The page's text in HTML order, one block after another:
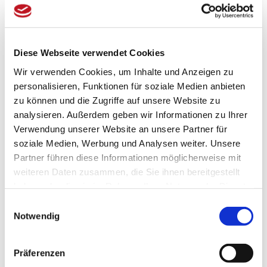
Diese Webseite verwendet Cookies
Wir verwenden Cookies, um Inhalte und Anzeigen zu
personalisieren, Funktionen für soziale Medien anbieten
zu können und die Zugriffe auf unsere Website zu
analysieren. Außerdem geben wir Informationen zu Ihrer
Verwendung unserer Website an unsere Partner für
soziale Medien, Werbung und Analysen weiter. Unsere
Partner führen diese Informationen möglicherweise mit
weiteren Daten zusammen, die Sie ihnen bereitgestellt
Notwendig
Präferenzen
Duschen und Trocknen in einem Programm.
Einstellbare Düsenposition
Für die optimale Positionierung des
Automatische Düsenreinigung vor und nach
Gebrauch
Im Dusch-WC werden die Wasserdüsen vor und
nach jeder Benutzung automatisch gereinigt.
Somit werden Verschmutzungen und Rückstände sowie
schädliche Bakterien von den Düsen nachhaltig entfern
und optimal gereinigt.
Beheizter Sitz mit Temperaturregelung (3
Wassertemperaturregelung (3 Stufen)